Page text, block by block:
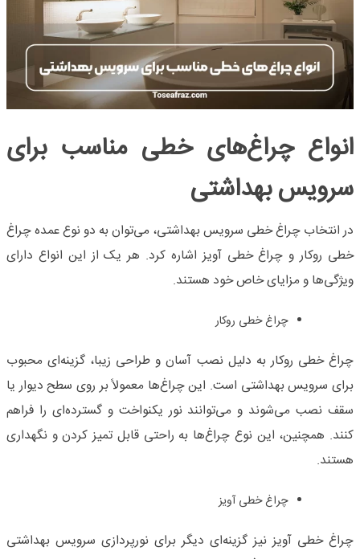
انواع چراغ‌های خطی مناسب برای
سرویس بهداشتی
در انتخاب چراغ خطی سرویس بهداشتی، می‌توان به دو نوع عمده چراغ
خطی روکار و چراغ خطی آویز اشاره کرد. هر یک از این انواع دارای
ویژگی‌ها و مزایای خاص خود هستند.
چراغ خطی روکار
چراغ خطی روکار به دلیل نصب آسان و طراحی زیبا، گزینه‌ای محبوب
برای سرویس بهداشتی است. این چراغ‌ها معمولاً بر روی سطح دیوار یا
سقف نصب می‌شوند و می‌توانند نور یکنواخت و گسترده‌ای را فراهم
کنند. همچنین، این نوع چراغ‌ها به راحتی قابل تمیز کردن و نگهداری
هستند.
چراغ خطی آویز
چراغ خطی آویز نیز گزینه‌ای دیگر برای نورپردازی سرویس بهداشتی